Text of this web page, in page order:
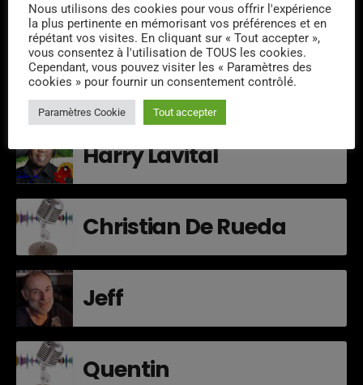
L'ÉQUIPE
Alexandre Feine
Harry Lavital
Christian De Rueda
Jeff
Quentin
Nous utilisons des cookies pour vous offrir l'expérience
la plus pertinente en mémorisant vos préférences et en
répétant vos visites. En cliquant sur « Tout accepter »,
vous consentez à l'utilisation de TOUS les cookies.
Cependant, vous pouvez visiter les « Paramètres des
cookies » pour fournir un consentement contrôlé.
Paramètres Cookie Tout accepter